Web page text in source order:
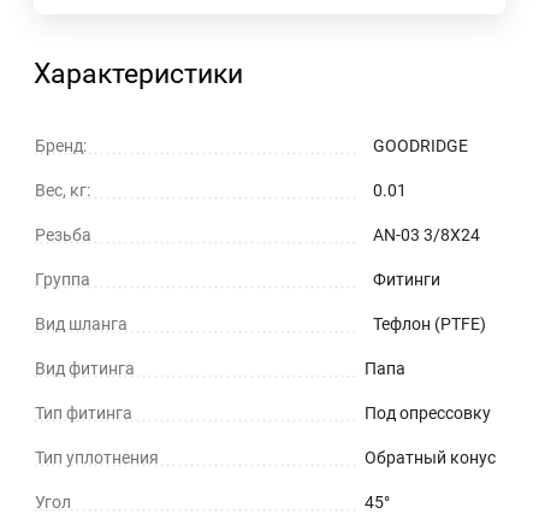
Характеристики
Бренд: GOODRIDGE
Вес, кг: 0.01
Резьба AN-03 3/8X24
Группа Фитинги
Вид шланга Тефлон (PTFE)
Вид фитинга Папа
Тип фитинга Под опрессовку
Тип уплотнения Обратный конус
Угол 45°